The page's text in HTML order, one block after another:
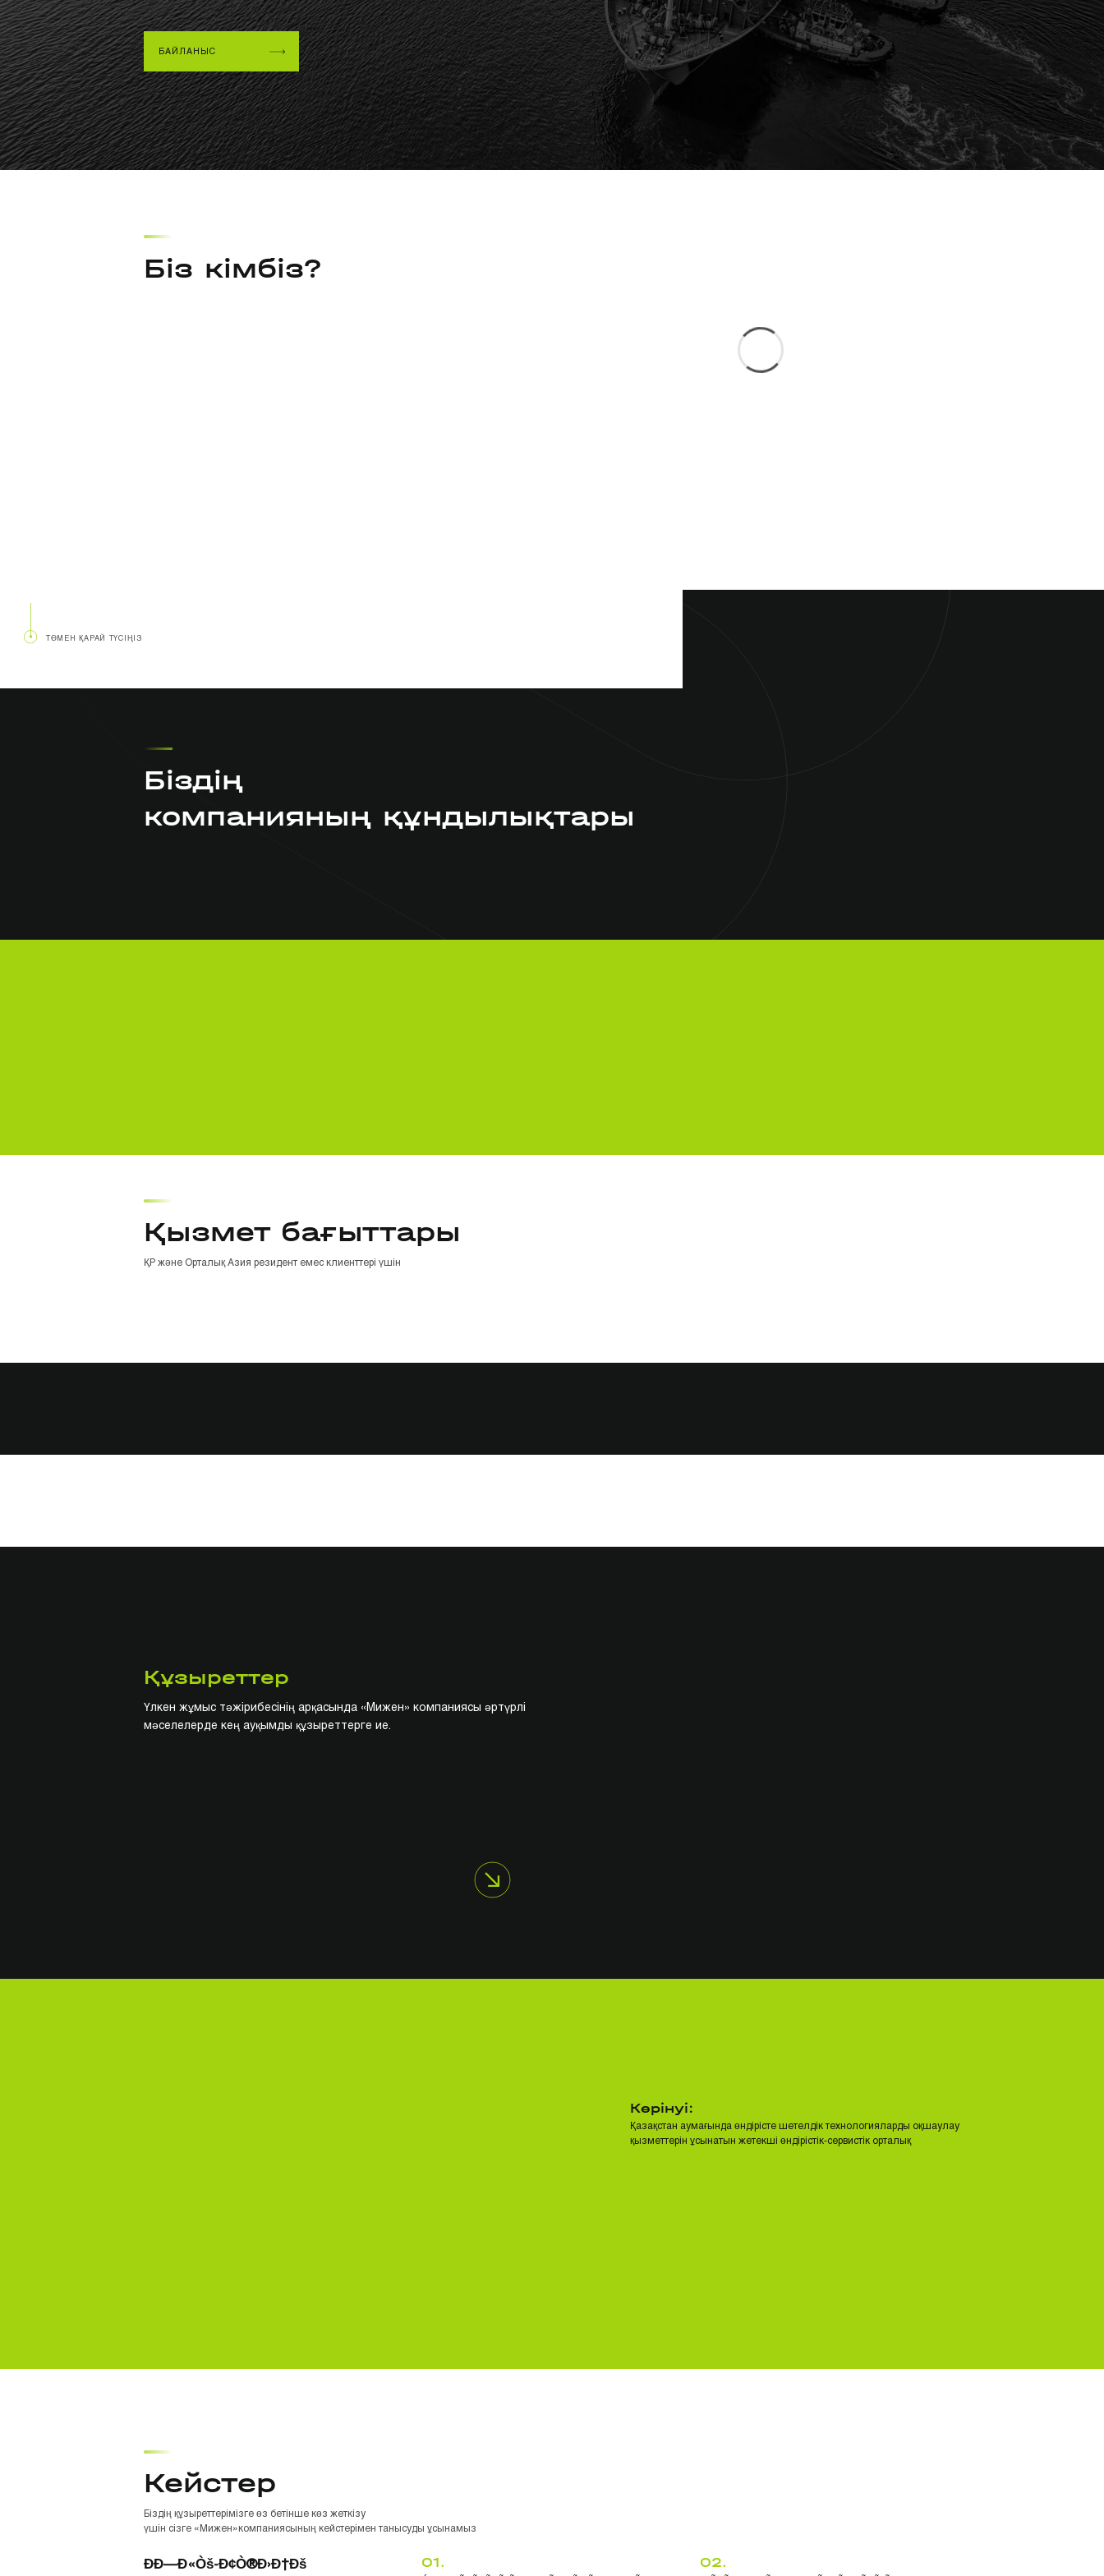
БАЙЛАНЫС
Біз кімбіз?
ТӨМЕН ҚАРАЙ ТҮСІҢІЗ
Біздің
компанияның құндылықтары
Қызмет бағыттары
ҚР және Орталық Азия резидент емес клиенттері үшін
Құзыреттер
Үлкен жұмыс тәжірибесінің арқасында «Мижен» компаниясы әртүрлі
мәселелерде кең ауқымды құзыреттерге ие.
Көрінуі:
Қазақстан аумағында өндірісте шетелдік технологияларды оқшаулау
қызметтерін ұсынатын жетекші өндірістік-сервистік орталық
Кейстер
Біздің құзыреттерімізге өз бетінше көз жеткізу
үшін сізге «Мижен»компаниясының кейстерімен танысуды ұсынамыз
ÐÐ—Ð«Òš-Ð¢Ò®Ð›Ð†Ðš 01. 02.